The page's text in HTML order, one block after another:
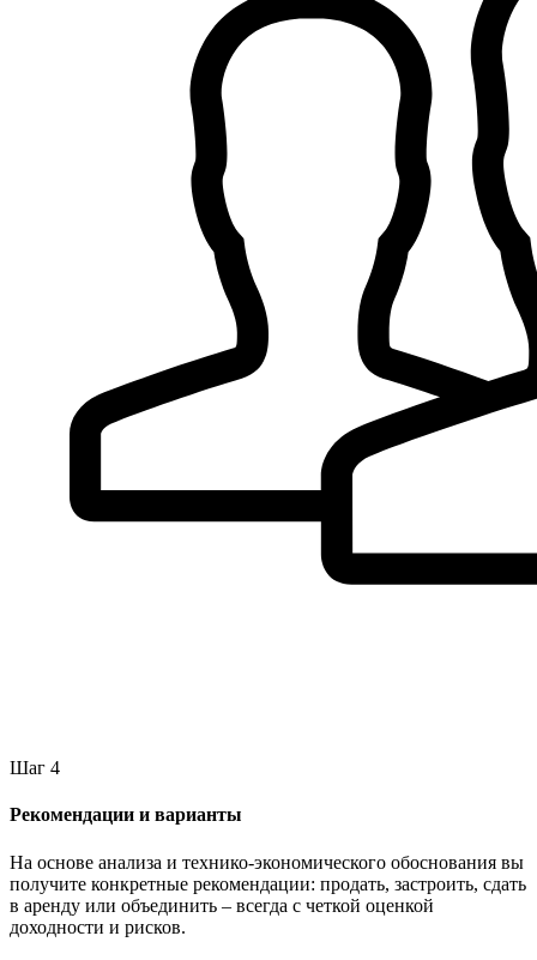
Шаг 4
Рекомендации и варианты
На основе анализа и технико-экономического обоснования вы
получите конкретные рекомендации: продать, застроить, сдать
в аренду или объединить – всегда с четкой оценкой
доходности и рисков.